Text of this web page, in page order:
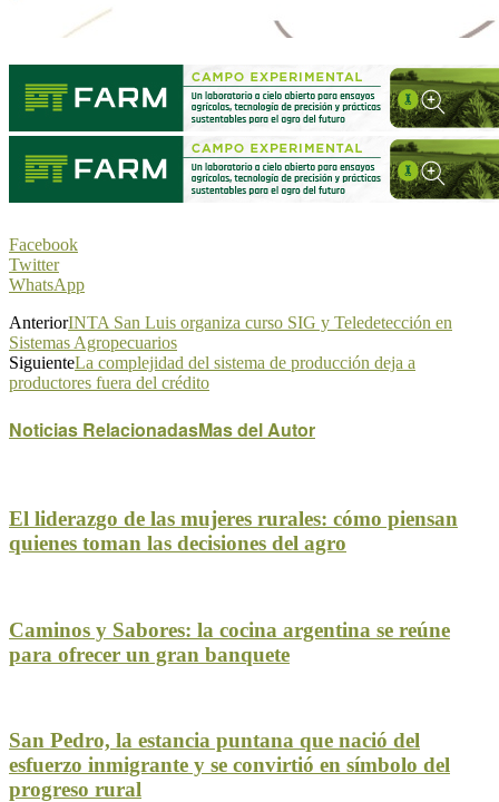
Facebook
Twitter
WhatsApp
AnteriorINTA San Luis organiza curso SIG y Teledetección en
Sistemas Agropecuarios
SiguienteLa complejidad del sistema de producción deja a
productores fuera del crédito
Noticias RelacionadasMas del Autor
El liderazgo de las mujeres rurales: cómo piensan
quienes toman las decisiones del agro
Caminos y Sabores: la cocina argentina se reúne
para ofrecer un gran banquete
San Pedro, la estancia puntana que nació del
esfuerzo inmigrante y se convirtió en símbolo del
progreso rural